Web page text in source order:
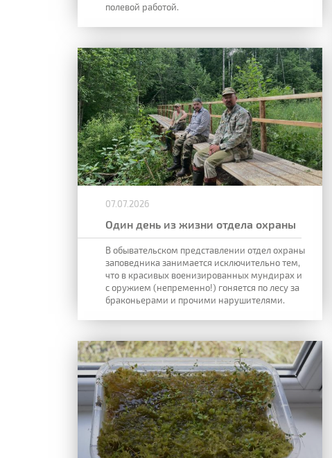
полевой работой.
07.07.2026
Один день из жизни отдела охраны
В обывательском представлении отдел охраны
заповедника занимается исключительно тем,
что в красивых военизированных мундирах и
с оружием (непременно!) гоняется по лесу за
браконьерами и прочими нарушителями.